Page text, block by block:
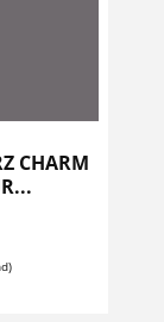
CHARM